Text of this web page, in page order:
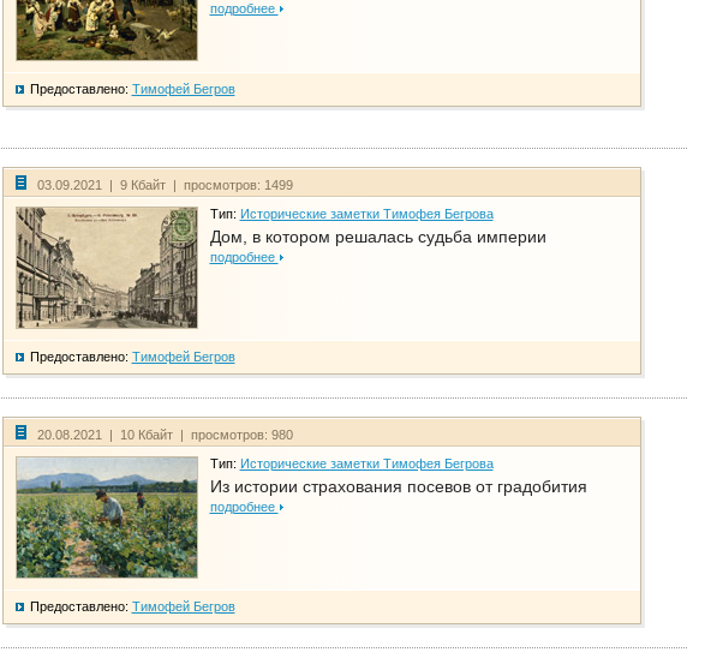
подробнее
Предоставлено: Тимофей Бегров
03.09.2021 | 9 Кбайт | просмотров: 1499
Тип: Исторические заметки Тимофея Бегрова
Дом, в котором решалась судьба империи
подробнее
Предоставлено: Тимофей Бегров
20.08.2021 | 10 Кбайт | просмотров: 980
Тип: Исторические заметки Тимофея Бегрова
Из истории страхования посевов от градобития
подробнее
Предоставлено: Тимофей Бегров